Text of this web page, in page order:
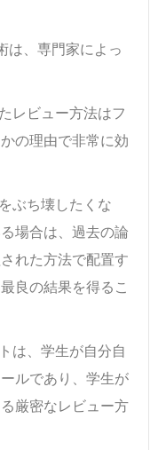
は、専門家によっ
レビュー方法はフ
の理由で非常に効
ぶち壊したくな
場合は、過去の論
れた方法で配置す
良の結果を得るこ
は、学生が自分自
ルであり、学生が
厳密なレビュー方